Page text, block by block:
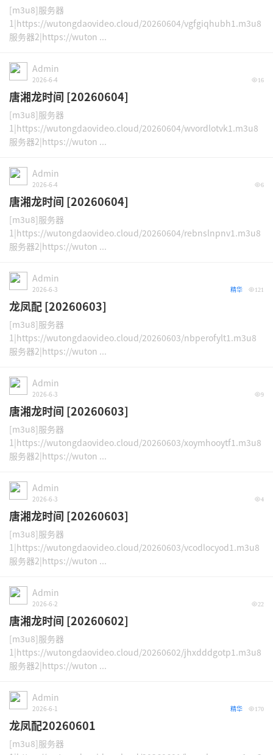
[m3u8]服务器
1|https://wutongdaovideo.cloud/20260604/vgfgiqhubh1.m3u8
服务器2|https://wuton ...
Admin
2026-6-4 16
唐湘龙时间 [20260604]
[m3u8]服务器
1|https://wutongdaovideo.cloud/20260604/wvordlotvk1.m3u8
服务器2|https://wuton ...
Admin
2026-6-4 6
唐湘龙时间 [20260604]
[m3u8]服务器
1|https://wutongdaovideo.cloud/20260604/rebnslnpnv1.m3u8
服务器2|https://wuton ...
Admin
2026-6-3 121
精华
龙凤配 [20260603]
[m3u8]服务器
1|https://wutongdaovideo.cloud/20260603/nbperofylt1.m3u8
服务器2|https://wuton ...
Admin
2026-6-3 9
唐湘龙时间 [20260603]
[m3u8]服务器
1|https://wutongdaovideo.cloud/20260603/xoymhooytf1.m3u8
服务器2|https://wuton ...
Admin
2026-6-3 4
唐湘龙时间 [20260603]
[m3u8]服务器
1|https://wutongdaovideo.cloud/20260603/vcodlocyod1.m3u8
服务器2|https://wuton ...
Admin
2026-6-2 22
唐湘龙时间 [20260602]
[m3u8]服务器
1|https://wutongdaovideo.cloud/20260602/jhxdddgotp1.m3u8
服务器2|https://wuton ...
Admin
2026-6-1 170
精华
龙凤配20260601
[m3u8]服务器